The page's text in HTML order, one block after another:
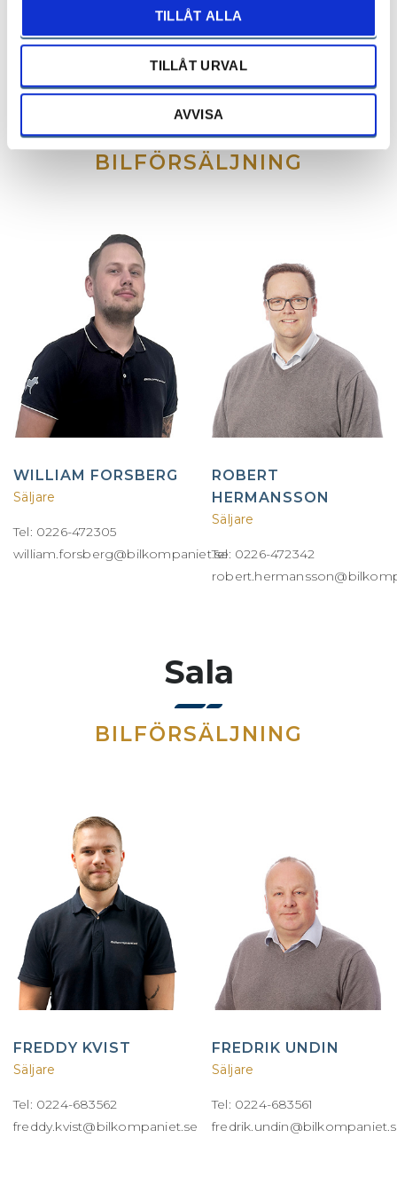
TILLÅT ALLA
TILLÅT URVAL
AVVISA
Avesta
BILFÖRSÄLJNING
WILLIAM FORSBERG
Säljare
Tel: 0226-472305
william.forsberg@bilkompaniet.se
ROBERT
HERMANSSON
Säljare
Tel: 0226-472342
Sala
BILFÖRSÄLJNING
FREDDY KVIST
Säljare
Tel: 0224-683562
freddy.kvist@bilkompaniet.se
FREDRIK UNDIN
Säljare
Tel: 0224-683561